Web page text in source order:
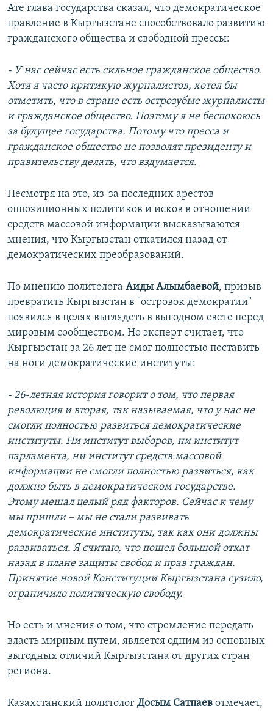
Ате глава государства сказал, что демократическое
правление в Кыргызстане способствовало развитию
гражданского общества и свободной прессы:
- У нас сейчас есть сильное гражданское общество.
Хотя я часто критикую журналистов, хотел бы
отметить, что в стране есть острозубые журналисты
и гражданское общество. Поэтому я не беспокоюсь
за будущее государства. Потому что пресса и
гражданское общество не позволят президенту и
правительству делать, что вздумается.
Несмотря на это, из-за последних арестов
оппозиционных политиков и исков в отношении
средств массовой информации высказываются
мнения, что Кыргызстан откатился назад от
демократических преобразований.
По мнению политолога Аиды Алымбаевой, призыв
превратить Кыргызстан в "островок демократии"
появился в целях выглядеть в выгодном свете перед
мировым сообществом. Но эксперт считает, что
Кыргызстан за 26 лет не смог полностью поставить
на ноги демократические институты:
- 26-летняя история говорит о том, что первая
революция и вторая, так называемая, что у нас не
смогли полностью развиться демократические
институты. Ни институт выборов, ни институт
парламента, ни институт средств массовой
информации не смогли полностью развиться, как
должно быть в демократическом государстве.
Этому мешал целый ряд факторов. Сейчас к чему
мы пришли – мы не стали развивать
демократические институты, так как они должны
развиваться. Я считаю, что пошел большой откат
назад в плане защиты свобод и прав граждан.
Принятие новой Конституции Кыргызстана сузило,
ограничило политическую свободу.
Но есть и мнения о том, что стремление передать
власть мирным путем, является одним из основных
выгодных отличий Кыргызстана от других стран
региона.
Казахстанский политолог Досым Сатпаев отмечает,